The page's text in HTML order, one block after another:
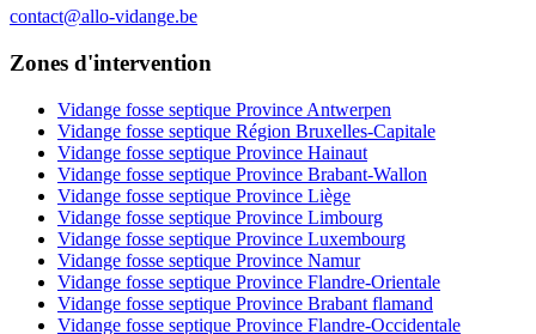
contact@allo-vidange.be
Zones d'intervention
Vidange fosse septique Province Antwerpen
Vidange fosse septique Région Bruxelles-Capitale
Vidange fosse septique Province Hainaut
Vidange fosse septique Province Brabant-Wallon
Vidange fosse septique Province Liège
Vidange fosse septique Province Limbourg
Vidange fosse septique Province Luxembourg
Vidange fosse septique Province Namur
Vidange fosse septique Province Flandre-Orientale
Vidange fosse septique Province Brabant flamand
Vidange fosse septique Province Flandre-Occidentale